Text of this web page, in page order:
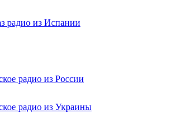
радио из Испании
радио из России
радио из Украины